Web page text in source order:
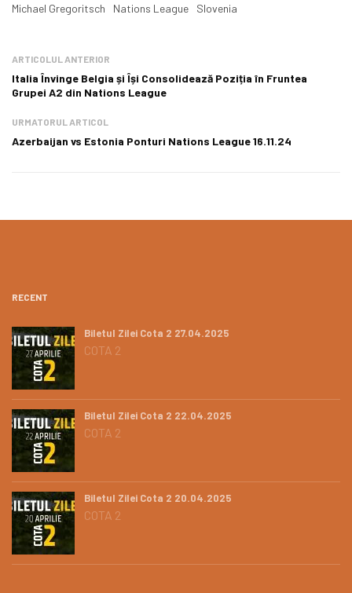
Michael Gregoritsch
Nations League Slovenia
ARTICOLUL ANTERIOR
Italia Învinge Belgia și Își Consolidează Poziția în Fruntea
Grupei A2 din Nations League
URMATORUL ARTICOL
Azerbaijan vs Estonia Ponturi Nations League 16.11.24
RECENT
Biletul Zilei Cota 2 27.04.2025
COTA 2
Biletul Zilei Cota 2 22.04.2025
COTA 2
Biletul Zilei Cota 2 20.04.2025
COTA 2